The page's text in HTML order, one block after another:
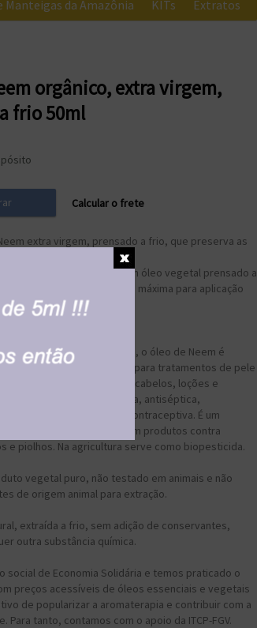
Manteigas da Amazônia KITs Extratos
orgânico, extra virgem,
frio 50ml
Calcular o frete
extra virgem, prensado a frio, que preserva as
muito forte, diluímos a 5% em óleo vegetal prensado a
de girassol. 5% é a diluição máxima para aplicação
indica
na medicina Indiana, o óleo de Neem é
cosmética e farmacêutica para tratamentos de pele
produtos para os cabelos, loções e
antibacteriana, antifúngica, antiséptica,
anticancerígena e contraceptiva. É um
natural, sendo usado em produtos contra
e piolhos. Na agricultura serve como biopesticida.
vegetal puro, não testado em animais e não
de origem animal para extração.
extraída a frio, sem adição de conservantes,
outra substância química.
social de Economia Solidária e temos praticado o
preços acessíveis de óleos essenciais e vegetais
de popularizar a aromaterapia e contribuir com a
Para tanto, contamos com o apoio da ITCP-FGV.